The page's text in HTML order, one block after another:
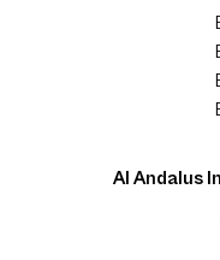
Al Andalus